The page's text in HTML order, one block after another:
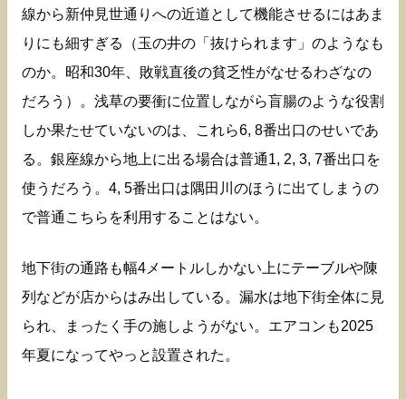
線から新仲見世通りへの近道として機能させるにはあま
りにも細すぎる（玉の井の「抜けられます」のようなも
のか。昭和30年、敗戦直後の貧乏性がなせるわざなの
だろう）。浅草の要衝に位置しながら盲腸のような役割
しか果たせていないのは、これら6, 8番出口のせいであ
る。銀座線から地上に出る場合は普通1, 2, 3, 7番出口を
使うだろう。4, 5番出口は隅田川のほうに出てしまうの
で普通こちらを利用することはない。
地下街の通路も幅4メートルしかない上にテーブルや陳
列などが店からはみ出している。漏水は地下街全体に見
られ、まったく手の施しようがない。エアコンも2025
年夏になってやっと設置された。